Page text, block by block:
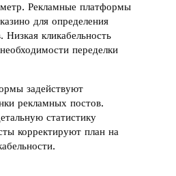
Рекламные платформы
для определения
Низкая кликабельность
переделки
задействуют
рекламных постов.
статистику
корректируют план на